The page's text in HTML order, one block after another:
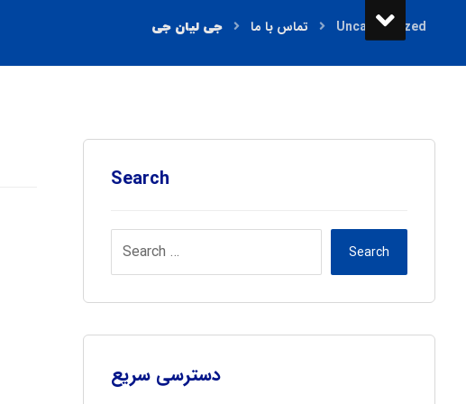
تماس با ما Uncategorized
Search
Search
دسترسی سریع